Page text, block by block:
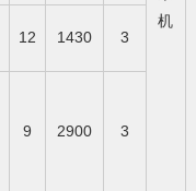
机
12 1430 3
9 2900 3